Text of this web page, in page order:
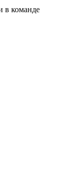
в команде